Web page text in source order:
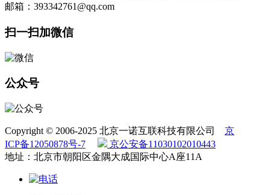
邮箱：393342761@qq.com
扫一扫加微信
公众号
Copyright © 2006-2025 北京一诺互联科技有限公司 京
ICP备12050878号-7
京公安备11030102010443
地址：北京市朝阳区金隅大成国际中心A座11A